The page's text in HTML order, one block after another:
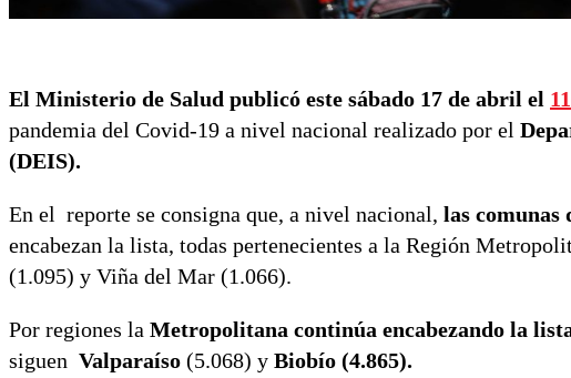
El Ministerio de Salud publicó este sábado 17 de abril el
pandemia del Covid-19 a nivel nacional realizado por el
(DEIS).
En el reporte se consigna que, a nivel nacional, las comunas
encabezan la lista, todas pertenecientes a la Región
(1.095) y Viña del Mar (1.066).
Por regiones la Metropolitana continúa encabezando la
siguen Valparaíso (5.068) y Biobío (4.865).